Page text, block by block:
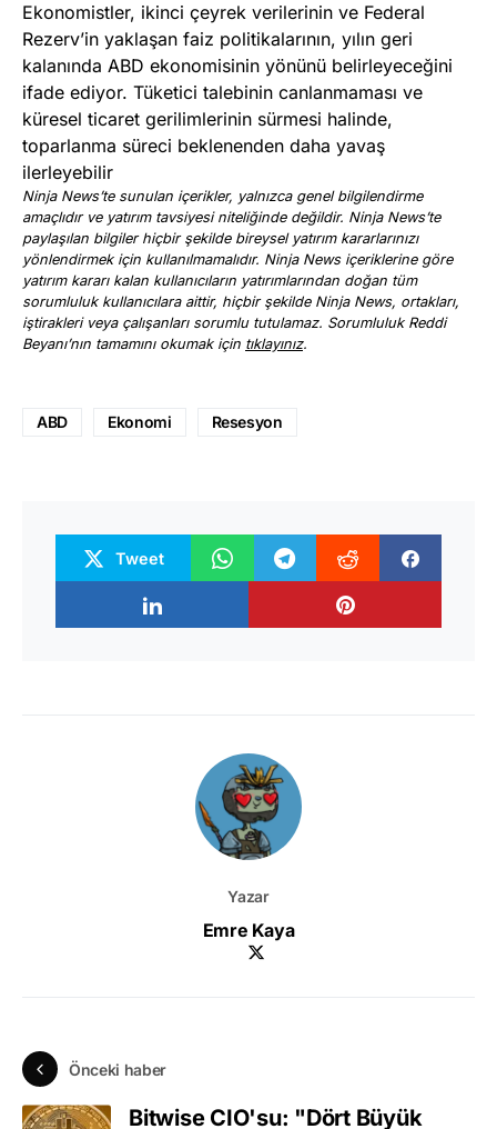
Ekonomistler, ikinci çeyrek verilerinin ve Federal
Rezerv’in yaklaşan faiz politikalarının, yılın geri
kalanında ABD ekonomisinin yönünü belirleyeceğini
ifade ediyor. Tüketici talebinin canlanmaması ve
küresel ticaret gerilimlerinin sürmesi halinde,
toparlanma süreci beklenenden daha yavaş
ilerleyebilir
Ninja News’te sunulan içerikler, yalnızca genel bilgilendirme
amaçlıdır ve yatırım tavsiyesi niteliğinde değildir. Ninja News’te
paylaşılan bilgiler hiçbir şekilde bireysel yatırım kararlarınızı
yönlendirmek için kullanılmamalıdır. Ninja News içeriklerine göre
yatırım kararı kalan kullanıcıların yatırımlarından doğan tüm
sorumluluk kullanıcılara aittir, hiçbir şekilde Ninja News, ortakları,
iştirakleri veya çalışanları sorumlu tutulamaz. Sorumluluk Reddi
Beyanı’nın tamamını okumak için tıklayınız.
ABD Ekonomi Resesyon
Tweet
Yazar
Emre Kaya
Önceki haber
Bitwise CIO'su: "Dört Büyük